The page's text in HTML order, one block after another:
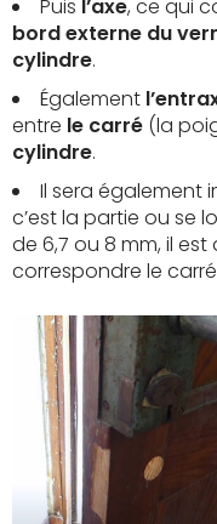
Puis l’axe, ce qui
bord externe du
cylindre.
Également
entre le carré (la
cylindre.
Il sera également
c’est la partie ou se
de 6,7 ou 8 mm, il
correspondre le